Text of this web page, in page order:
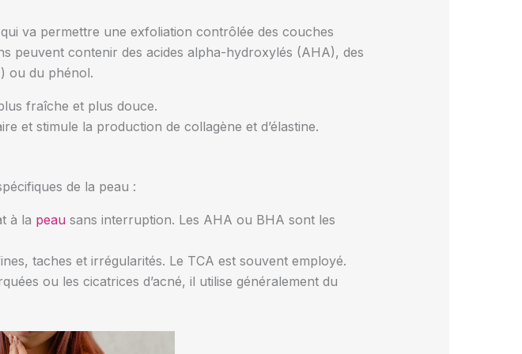
va permettre une exfoliation contrôlée des couches
peuvent contenir des acides alpha-hydroxylés (AHA), des
ou du phénol.
fraîche et plus douce.
et stimule la production de collagène et d’élastine.
de la peau :
à la peau sans interruption. Les AHA ou BHA sont les
taches et irrégularités. Le TCA est souvent employé.
ou les cicatrices d’acné, il utilise généralement du